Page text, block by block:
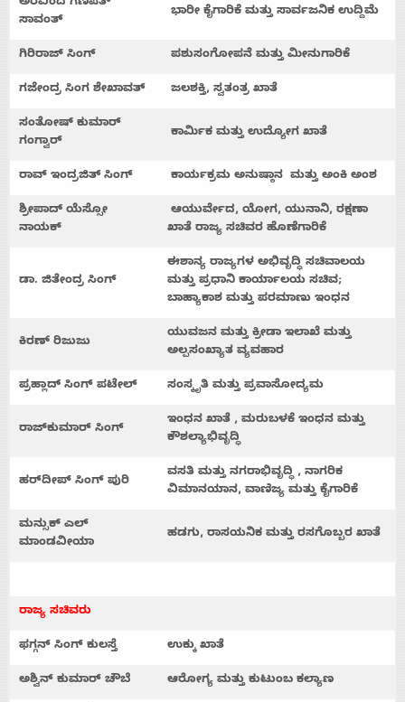
ಸಾವಂತ್
ಭಾರೀ ಕೈಗಾರಿಕೆ ಮತ್ತು ಸಾರ್ವಜನಿಕ ಉದ್ದಿಮೆ
ಗಿರಿರಾಜ್ ಸಿಂಗ್ ಪಶುಸಂಗೋಪನೆ ಮತ್ತು ಮೀನುಗಾರಿಕೆ
ಗಜೇಂದ್ರ ಸಿಂಗ ಶೇಖಾವತ್ ಜಲಶಕ್ತಿ, ಸ್ವತಂತ್ರ ಖಾತೆ
ಸಂತೋಷ್ ಕುಮಾರ್
ಗಂಗ್ವಾರ್
ಕಾರ್ಮಿಕ ಮತ್ತು ಉದ್ಯೋಗ ಖಾತೆ
ರಾವ್ ಇಂದ್ರಜಿತ್ ಸಿಂಗ್ ಕಾರ್ಯಕ್ರಮ ಅನುಷ್ಠಾನ ಮತ್ತು ಅಂಕಿ ಅಂಶ
ಶ್ರೀಪಾದ್ ಯೆಸ್ಸೋ
ನಾಯಕ್
ಆಯುರ್ವೇದ, ಯೋಗ, ಯುನಾನಿ, ರಕ್ಷಣಾ
ಖಾತೆ ರಾಜ್ಯ ಸಚಿವರ ಹೊಣೆಗಾರಿಕೆ
ಡಾ. ಜಿತೇಂದ್ರ ಸಿಂಗ್
ಈಶಾನ್ಯ ರಾಜ್ಯಗಳ ಅಭಿವೃದ್ಧಿ ಸಚಿವಾಲಯ
ಮತ್ತು ಪ್ರಧಾನಿ ಕಾರ್ಯಾಲಯ ಸಚಿವ;
ಬಾಹ್ಯಾಕಾಶ ಮತ್ತು ಪರಮಾಣು ಇಂಧನ
ಕಿರಣ್ ರಿಜುಜು
ಯುವಜನ ಮತ್ತು ಕ್ರೀಡಾ ಇಲಾಖೆ ಮತ್ತು
ಅಲ್ಪಸಂಖ್ಯಾತ ವ್ಯವಹಾರ
ಪ್ರಹ್ಲಾದ್ ಸಿಂಗ್ ಪಟೇಲ್ ಸಂಸ್ಕೃತಿ ಮತ್ತು ಪ್ರವಾಸೋದ್ಯಮ
ರಾಜ್ಕುಮಾರ್ ಸಿಂಗ್
ಇಂಧನ ಖಾತೆ , ಮರುಬಳಕೆ ಇಂಧನ ಮತ್ತು
ಕೌಶಲ್ಯಾಭಿವೃದ್ಧಿ
ಹರ್ದೀಪ್ ಸಿಂಗ್ ಪುರಿ
ವಸತಿ ಮತ್ತು ನಗರಾಭಿವೃದ್ಧಿ, ನಾಗರಿಕ
ವಿಮಾನಯಾನ, ವಾಣಿಜ್ಯ ಮತ್ತು ಕೈಗಾರಿಕೆ
ಮನ್ಸುಕ್ ಎಲ್
ಮಾಂಡವೀಯಾ
ಹಡಗು, ರಾಸಯನಿಕ ಮತ್ತು ರಸಗೊಬ್ಬರ ಖಾತೆ
ರಾಜ್ಯ ಸಚಿವರು
ಫಗ್ಗನ್ ಸಿಂಗ್ ಕುಲಸ್ತೆ ಉಕ್ಕು ಖಾತೆ
ಅಶ್ವಿನ್ ಕುಮಾರ್ ಚೌಬೆ ಆರೋಗ್ಯ ಮತ್ತು ಕುಟುಂಬ ಕಲ್ಯಾಣ